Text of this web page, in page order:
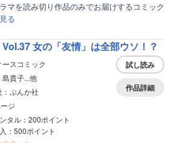
マを読み切り作品のみでお届けするコミック
る
女の「友情」は全部ウソ！？
ースコミック
島貴子...他
：ぶんか社
ジ
タル：200ポイント
：500ポイント
試し読み
作品詳細